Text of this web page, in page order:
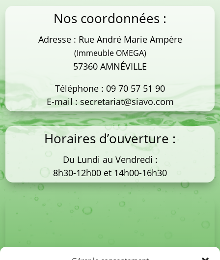
Nos coordonnées :
Adresse : Rue André Marie Ampère
(Immeuble OMEGA)
57360 AMNÉVILLE
Téléphone : 09 70 57 51 90
E-mail : secretariat@siavo.com
Horaires d’ouverture :
Du Lundi au Vendredi :
8h30-12h00 et 14h00-16h30